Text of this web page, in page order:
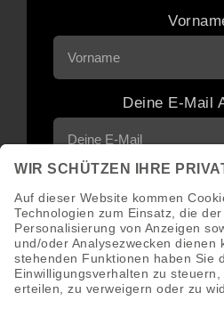
Deine E-Mail
erhalten
Abmeldung